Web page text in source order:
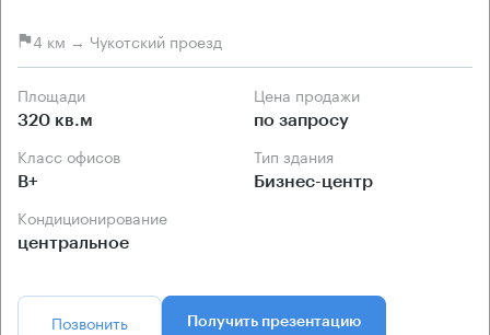
4 км → Чукотский проезд
Площади
320 кв.м
Цена продажи
по запросу
Класс офисов
B+
Тип здания
Бизнес-центр
Кондиционирование
центральное
Позвонить Получить презентацию